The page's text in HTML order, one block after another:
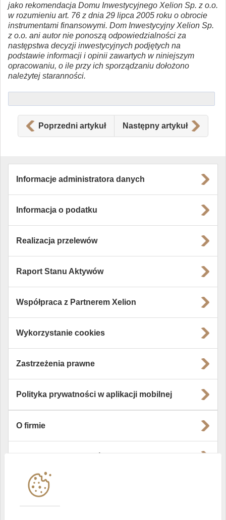
jako rekomendacja Domu Inwestycyjnego Xelion Sp. z o.o.
w rozumieniu art. 76 z dnia 29 lipca 2005 roku o obrocie
instrumentami finansowymi. Dom Inwestycyjny Xelion Sp.
z o.o. ani autor nie ponoszą odpowiedzialności za
następstwa decyzji inwestycyjnych podjętych na
podstawie informacji i opinii zawartych w niniejszym
opracowaniu, o ile przy ich sporządzaniu dołożono
należytej staranności.
Poprzedni artykuł Następny artykuł
Informacje administratora danych
Informacja o podatku
Realizacja przelewów
Raport Stanu Aktywów
Współpraca z Partnerem Xelion
Wykorzystanie cookies
Zastrzeżenia prawne
Polityka prywatności w aplikacji mobilnej
O firmie
Instytucje współpracujące